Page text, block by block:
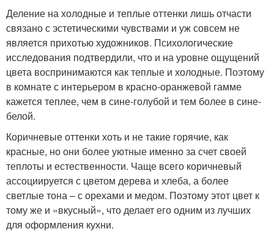
Деление на холодные и теплые оттенки лишь отчасти
связано с эстетическими чувствами и уж совсем не
является прихотью художников. Психологические
исследования подтвердили, что и на уровне ощущений
цвета воспринимаются как теплые и холодные. Поэтому
в комнате с интерьером в красно-оранжевой гамме
кажется теплее, чем в сине-голубой и тем более в сине-
белой.
Коричневые оттенки хоть и не такие горячие, как
красные, но они более уютные именно за счет своей
теплоты и естественности. Чаще всего коричневый
ассоциируется с цветом дерева и хлеба, а более
светлые тона – с орехами и медом. Поэтому этот цвет к
тому же и «вкусный», что делает его одним из лучших
для оформления кухни.